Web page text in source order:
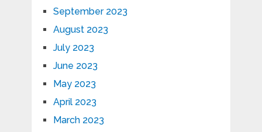
September 2023
August 2023
July 2023
June 2023
May 2023
April 2023
March 2023